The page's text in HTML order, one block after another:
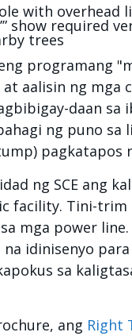
programang
aalisin ng mga
daan sa
ng puno sa
pagkatapos
ng SCE ang
facility. Tini-trim
mga power
idinisenyo
sa
ang Right